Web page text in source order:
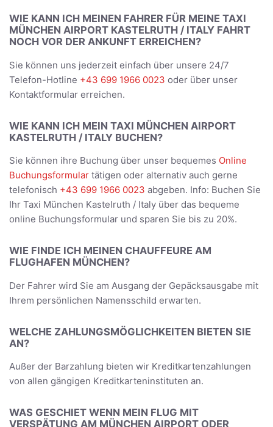
WIE KANN ICH MEINEN FAHRER FÜR MEINE TAXI
MÜNCHEN AIRPORT KASTELRUTH / ITALY FAHRT
NOCH VOR DER ANKUNFT ERREICHEN?
Sie können uns jederzeit einfach über unsere 24/7
Telefon-Hotline +43 699 1966 0023 oder über unser
Kontaktformular erreichen.
WIE KANN ICH MEIN TAXI MÜNCHEN AIRPORT
KASTELRUTH / ITALY BUCHEN?
Sie können ihre Buchung über unser bequemes Online
Buchungsformular tätigen oder alternativ auch gerne
telefonisch +43 699 1966 0023 abgeben. Info: Buchen Sie
Ihr Taxi München Kastelruth / Italy über das bequeme
online Buchungsformular und sparen Sie bis zu 20%.
WIE FINDE ICH MEINEN CHAUFFEURE AM
FLUGHAFEN MÜNCHEN?
Der Fahrer wird Sie am Ausgang der Gepäcksausgabe mit
Ihrem persönlichen Namensschild erwarten.
WELCHE ZAHLUNGSMÖGLICHKEITEN BIETEN SIE
AN?
Außer der Barzahlung bieten wir Kreditkartenzahlungen
von allen gängigen Kreditkarteninstituten an.
WAS GESCHIET WENN MEIN FLUG MIT
VERSPÄTUNG AM MÜNCHEN AIRPORT ODER